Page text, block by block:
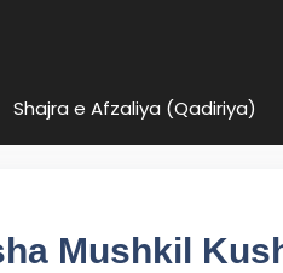
Shajra e Afzaliya (Qadiriya)
Mushkil